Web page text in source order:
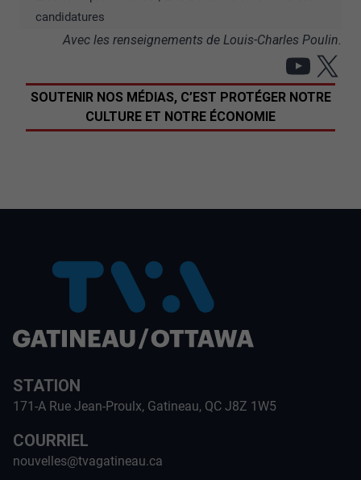
candidatures
Avec les renseignements de Louis-Charles Poulin.
X
SOUTENIR NOS MÉDIAS, C’EST PROTÉGER NOTRE
CULTURE ET NOTRE ÉCONOMIE
STATION
171-A Rue Jean-Proulx, Gatineau, QC J8Z 1W5
COURRIEL
nouvelles@tvagatineau.ca